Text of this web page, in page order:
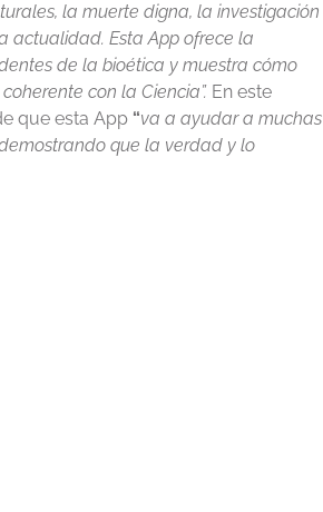
la muerte digna, la investigación
actualidad. Esta App ofrece la
de la bioética y muestra cómo
con la Ciencia”. En este
que esta App “va a ayudar a muchas
que la verdad y lo